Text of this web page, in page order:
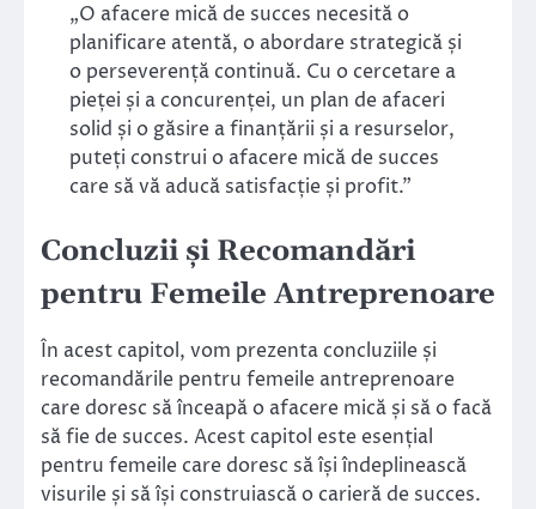
„O afacere mică de succes necesită o
planificare atentă, o abordare strategică și
o perseverență continuă. Cu o cercetare a
pieței și a concurenței, un plan de afaceri
solid și o găsire a finanțării și a resurselor,
puteți construi o afacere mică de succes
care să vă aducă satisfacție și profit.”
Concluzii și Recomandări
pentru Femeile Antreprenoare
În acest capitol, vom prezenta concluziile și
recomandările pentru femeile antreprenoare
care doresc să înceapă o afacere mică și să o facă
să fie de succes. Acest capitol este esențial
pentru femeile care doresc să își îndeplinească
visurile și să își construiască o carieră de succes.